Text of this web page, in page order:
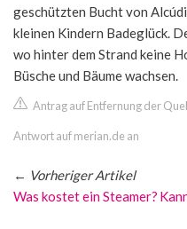
geschützten Bucht von
kleinen Kindern Badeglück.
wo hinter dem Strand keine
Büsche und Bäume wachsen.
Antrag auf Entfernung der
Antwort auf merian.de an
← Vorheriger Artikel
Was kostet ein Steamer?